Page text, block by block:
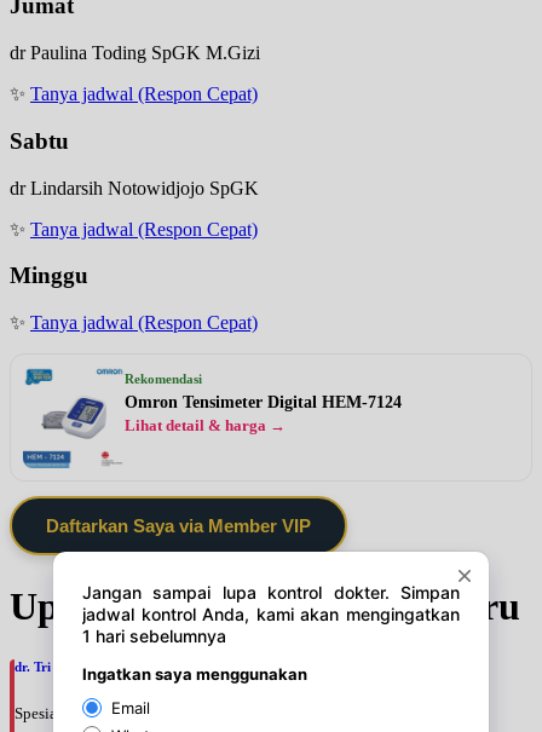
Jumat
dr Paulina Toding SpGK M.Gizi
✨ Tanya jadwal (Respon Cepat)
Sabtu
dr Lindarsih Notowidjojo SpGK
✨ Tanya jadwal (Respon Cepat)
Minggu
✨ Tanya jadwal (Respon Cepat)
Rekomendasi
Omron Tensimeter Digital HEM-7124
Lihat detail & harga →
Daftarkan Saya via Member VIP
Update Jadwal Dokter terbaru
dr. Tri Wahyu Setyaningsih, SpM
Spesialis: Mata